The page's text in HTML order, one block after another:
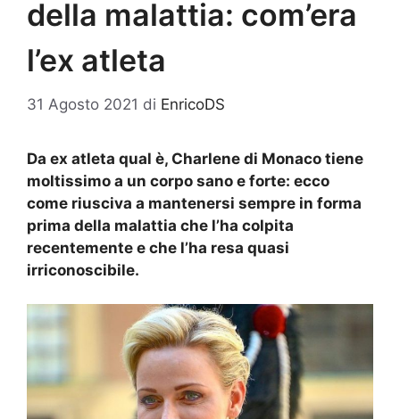
della malattia: com’era
l’ex atleta
31 Agosto 2021 di EnricoDS
Da ex atleta qual è, Charlene di Monaco tiene
moltissimo a un corpo sano e forte: ecco
come riusciva a mantenersi sempre in forma
prima della malattia che l’ha colpita
recentemente e che l’ha resa quasi
irriconoscibile.